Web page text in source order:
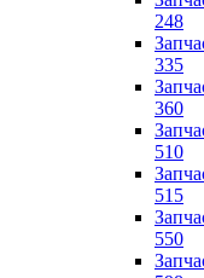
248
335
360
510
515
550